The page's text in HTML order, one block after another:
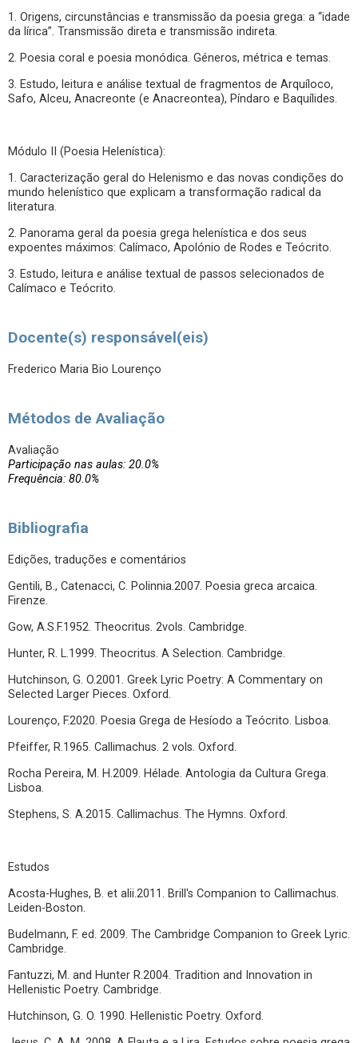
1. Origens, circunstâncias e transmissão da poesia grega: a “idade
da lírica”. Transmissão direta e transmissão indireta.
2. Poesia coral e poesia monódica. Géneros, métrica e temas.
3. Estudo, leitura e análise textual de fragmentos de Arquíloco,
Safo, Alceu, Anacreonte (e Anacreontea), Píndaro e Baquílides.
Módulo II (Poesia Helenística):
1. Caracterização geral do Helenismo e das novas condições do
mundo helenístico que explicam a transformação radical da
literatura.
2. Panorama geral da poesia grega helenística e dos seus
expoentes máximos: Calímaco, Apolónio de Rodes e Teócrito.
3. Estudo, leitura e análise textual de passos selecionados de
Calímaco e Teócrito.
Docente(s) responsável(eis)
Frederico Maria Bio Lourenço
Métodos de Avaliação
Avaliação
Participação nas aulas: 20.0%
Frequência: 80.0%
Bibliografia
Edições, traduções e comentários
Gentili, B., Catenacci, C. Polinnia.2007. Poesia greca arcaica.
Firenze.
Gow, A.S.F.1952. Theocritus. 2vols. Cambridge.
Hunter, R. L.1999. Theocritus. A Selection. Cambridge.
Hutchinson, G. O.2001. Greek Lyric Poetry: A Commentary on
Selected Larger Pieces. Oxford.
Lourenço, F.2020. Poesia Grega de Hesíodo a Teócrito. Lisboa.
Pfeiffer, R.1965. Callimachus. 2 vols. Oxford.
Rocha Pereira, M. H.2009. Hélade. Antologia da Cultura Grega.
Lisboa.
Stephens, S. A.2015. Callimachus. The Hymns. Oxford.
Estudos
Acosta-Hughes, B. et alii.2011. Brill's Companion to Callimachus.
Leiden-Boston.
Budelmann, F. ed. 2009. The Cambridge Companion to Greek Lyric.
Cambridge.
Fantuzzi, M. and Hunter R.2004. Tradition and Innovation in
Hellenistic Poetry. Cambridge.
Hutchinson, G. O. 1990. Hellenistic Poetry. Oxford.